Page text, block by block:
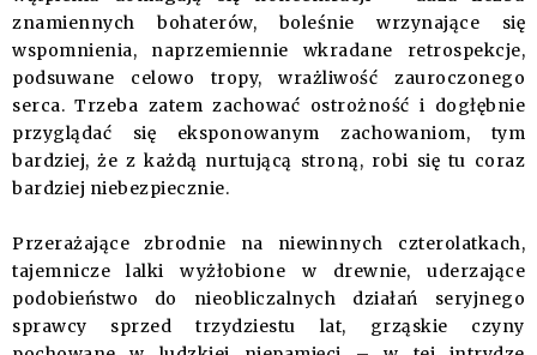
znamiennych bohaterów, boleśnie wrzynające się
wspomnienia, naprzemiennie wkradane retrospekcje,
podsuwane celowo tropy, wrażliwość zauroczonego
serca. Trzeba zatem zachować ostrożność i dogłębnie
przyglądać się eksponowanym zachowaniom, tym
bardziej, że z każdą nurtującą stroną, robi się tu coraz
bardziej niebezpiecznie.
Przerażające zbrodnie na niewinnych czterolatkach,
tajemnicze lalki wyżłobione w drewnie, uderzające
podobieństwo do nieobliczalnych działań seryjnego
sprawcy sprzed trzydziestu lat, grząskie czyny